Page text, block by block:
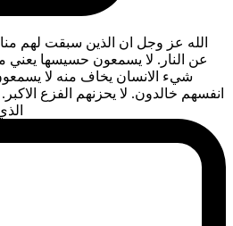
الله عز وجل ان الذين سبقت لهم
عن النار. لا يسمعون حسيسها
شيء الانسان يخاف منه لا
انفسهم خالدون. لا يحزنهم الفزع